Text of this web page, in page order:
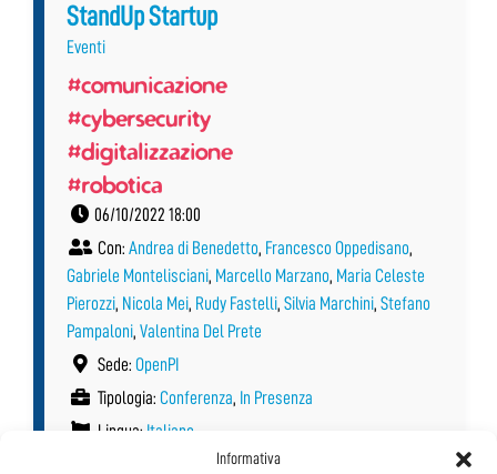
Informativa
StandUp Startup
Eventi
#comunicazione
#cybersecurity
#digitalizzazione
#robotica
06/10/2022 18:00
Con: Andrea di Benedetto, Francesco Oppedisano,
Gabriele Montelisciani, Marcello Marzano, Maria Celeste
Pierozzi, Nicola Mei, Rudy Fastelli, Silvia Marchini, Stefano
Pampaloni, Valentina Del Prete
Sede: OpenPI
Tipologia: Conferenza, In Presenza
Lingua: Italiano